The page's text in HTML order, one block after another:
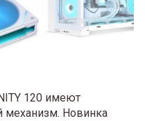
120 имеют
механизм. Новинка